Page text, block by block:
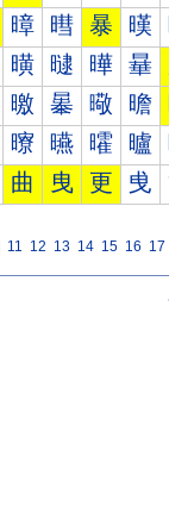
暲 暳 暴 暵
曂 曃 曄 曅
曒 曓 曔 曕
曢 曣 曤 曥
曲 曳 更 曵
11 12 13 14 15 16 17